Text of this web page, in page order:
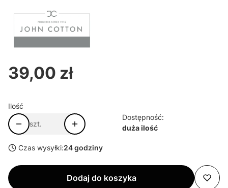
Cena
39,00 zł
Ilość
szt.
Dostępność:
duża ilość
Czas wysyłki:24 godziny
Dodaj do koszyka